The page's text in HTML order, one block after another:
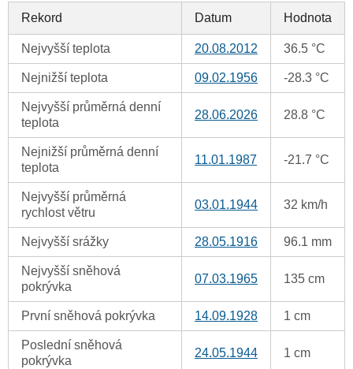
Rekord Datum Hodnota
Nejvyšší teplota 20.08.2012 36.5 °C
Nejnižší teplota 09.02.1956 -28.3 °C
Nejvyšší průměrná denní
teplota
28.06.2026 28.8 °C
Nejnižší průměrná denní
teplota
11.01.1987 -21.7 °C
Nejvyšší průměrná
rychlost větru
03.01.1944 32 km/h
Nejvyšší srážky 28.05.1916 96.1 mm
Nejvyšší sněhová
pokrývka
07.03.1965 135 cm
První sněhová pokrývka 14.09.1928 1 cm
Poslední sněhová
pokrývka
24.05.1944 1 cm